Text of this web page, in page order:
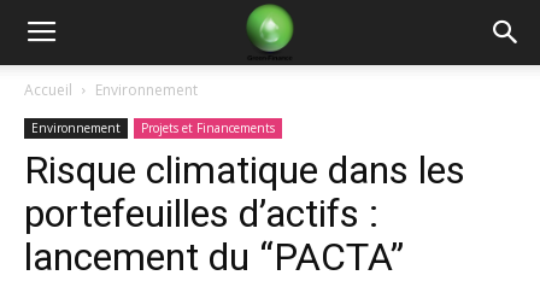
Green
Finance
Accueil Environnement
Environnement Projets et Financements
Risque climatique dans les
portefeuilles d’actifs :
lancement du “PACTA”